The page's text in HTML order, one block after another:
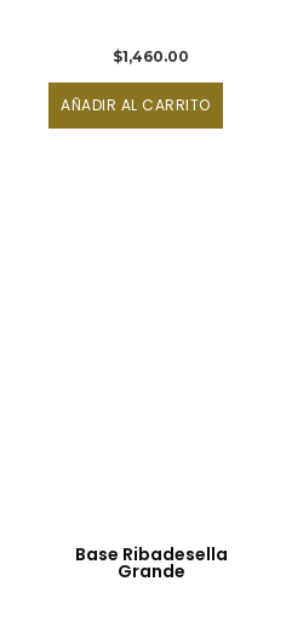
$1,460.00
AÑADIR AL CARRITO
Base Ribadesella
Grande